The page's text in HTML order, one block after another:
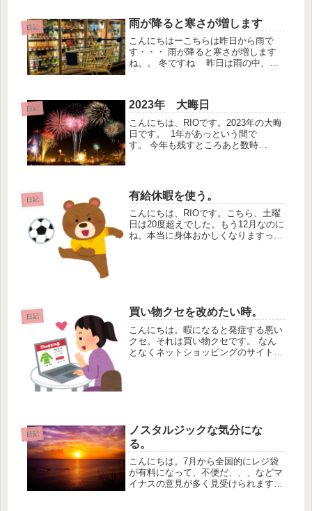
日記 雨が降ると寒さが増します
こんにちはーこちらは昨日から雨で
す・・・ 雨が降ると寒さが増します
ね。。 冬ですね 昨日は雨の中、エ
でエコバッグに詰めました（エコバッ
グ①）（毎回自分で詰めます。店員...
日記 2023年 大晦日
こんにちは、RIOです。2023年の大晦
日です。 1年があっという間で
す。 今年も残すところあと数時
形で就業しています。 最初に登録...
日記 有給休暇を使う。
こんにちは、RIOです。こちら、土曜
日は20度超えでした。もう12月なのに
ね。本当に身体おかしくなりますって
日記 買い物クセを改めたい時。
こんにちは。暇になると発症する悪い
クセ。それは買い物クセです。 なん
となくネットショッピングのサイトを
日記
ノスタルジックな気分にな
る。
こんにちは。7月から全国的にレジ袋
が有料になって、不便だ、、、などマ
イナスの意見が多く見受けられます